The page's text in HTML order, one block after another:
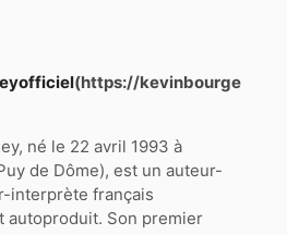
(https://kevinbourge
né le 22 avril 1993 à
de Dôme), est un auteur-
interprète français
autoproduit. Son premier